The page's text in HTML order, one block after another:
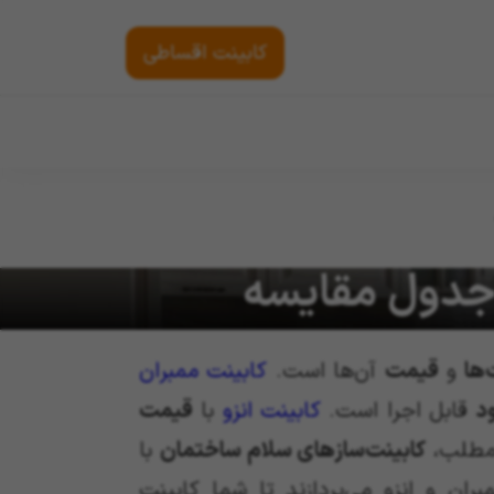
کابینت اقساطی
جدول مقایسه
وقیمت آن‌ها است. کابینت ممبران
قابل اجرا است. کابینت انزو با قیمت
مطلب،کابینت‌سازهای سلام ساختمانبا